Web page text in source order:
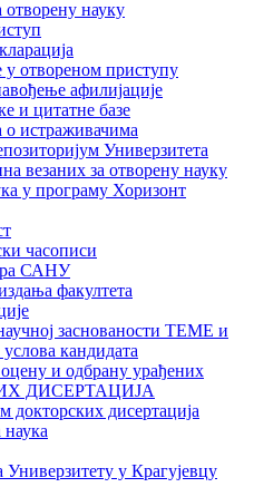
науку
отвореном приступу
афилијације
и цитатне базе
о истраживачима
Универзитета
везаних за отворену науку
у програму Хоризонт
часописи
САНУ
факултета
заснованости ТЕМЕ и
кандидата
и одбрану урађених
ДИСЕРТАЦИЈА
докторских дисертација
Универзитету у Крагујевцу